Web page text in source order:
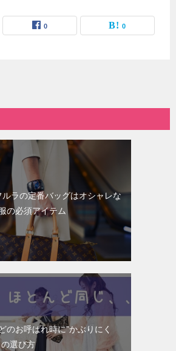
0 0
ルラの定番バッグはオシャレな
の必須アイテム
のお呼ばれ時に”かぶりにく
の選び方